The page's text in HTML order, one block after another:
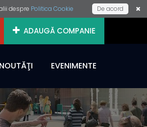
despre Politica Cookie De acord
ADAUGĂ COMPANIE
NOUTĂŢI EVENIMENTE